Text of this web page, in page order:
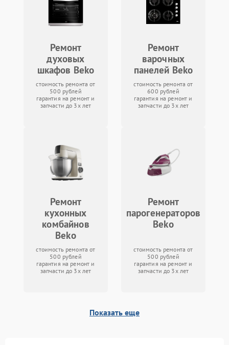
Ремонт
духовых
шкафов Beko
стоимость ремонта от
500 рублей
гарантия на ремонт и
запчасти до 3х лет
Ремонт
варочных
панелей Beko
стоимость ремонта от
600 рублей
гарантия на ремонт и
запчасти до 3х лет
Ремонт
кухонных
комбайнов
Beko
стоимость ремонта от
500 рублей
гарантия на ремонт и
запчасти до 3х лет
Ремонт
парогенераторов
Beko
стоимость ремонта от
500 рублей
гарантия на ремонт и
запчасти до 3х лет
Показать еще